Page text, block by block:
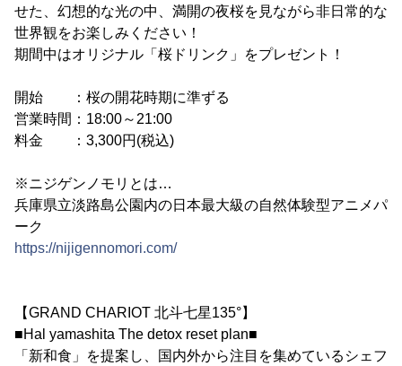
せた、幻想的な光の中、満開の夜桜を見ながら非日常的な
世界観をお楽しみください！
期間中はオリジナル「桜ドリンク」をプレゼント！
開始 ：桜の開花時期に準ずる
営業時間：18:00～21:00
料金 ：3,300円(税込)
※ニジゲンノモリとは…
兵庫県立淡路島公園内の日本最大級の自然体験型アニメパ
ーク
https://nijigennomori.com/
【GRAND CHARIOT 北斗七星135°】
■Hal yamashita The detox reset plan■
「新和食」を提案し、国内外から注目を集めているシェフ